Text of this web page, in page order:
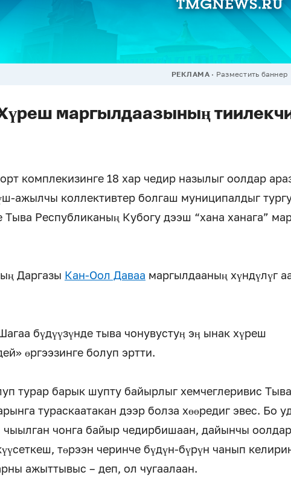
РЕКЛАМА Разместить баннер
маргылдаазының
комплекизинге 18 хар чедир назылыг оолдар
ажылчы коллективтер болгаш муниципалдыг
Тыва Республиканың Кубогу дээш “хана ханага”
Даргазы Кан-Оол Даваа маргылдааның хүндүлүг
бүдүүзүнде тыва чонувустуӊ эӊ ынак хүреш
өргээзинге болуп эртти.
турар барык шупту байырлыг хемчеглеривис
тураскаатакан дээр болза хөөредиг эвес. Бо
чыылган чонга байыр чедирбишаан, дайынчы
төрээн черинче бүдүн-бүрүн чанып
ажыттывыс – деп, ол чугаалаан.